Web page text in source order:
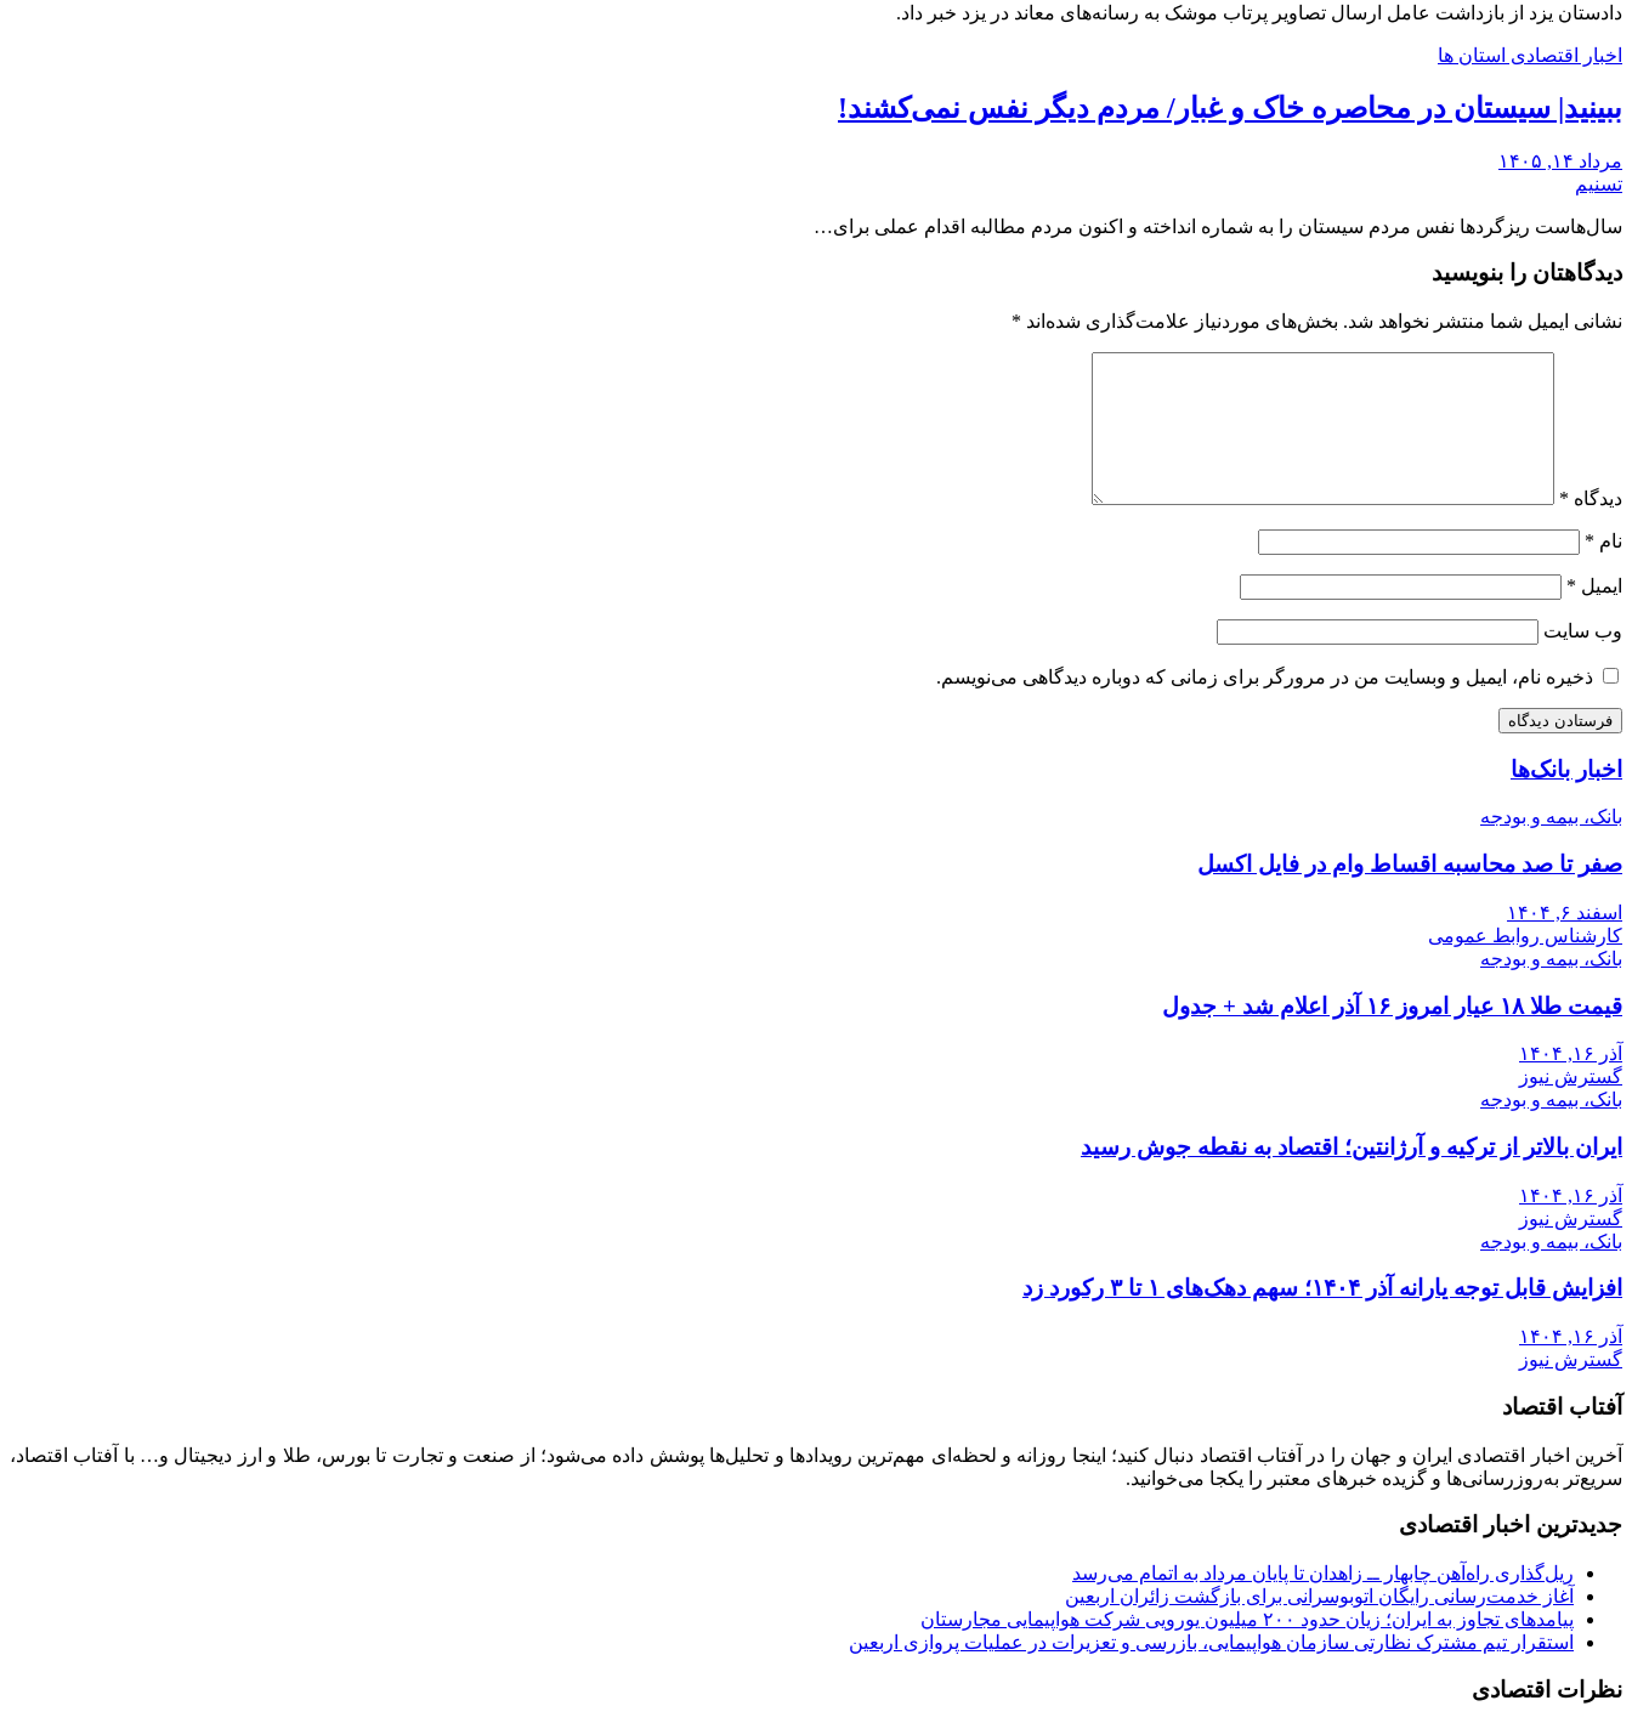
دادستان یزد از بازداشت عامل ارسال تصاویر پرتاب موشک به رسانه‌های معاند در یزد خبر ‌داد.
اخبار اقتصادی استان ها
ببینید| سیستان در ‌محاصره خاک و غبار/ مردم دیگر نفس نمی‌کشند!
مرداد ۱۴, ۱۴۰۵
تسنیم
سال‌هاست ریزگردها نفس مردم سیستان را به شماره انداخته و اکنون مردم مطالبه اقدام عملی برای…
دیدگاهتان را بنویسید
نشانی ایمیل شما منتشر نخواهد شد. بخش‌های موردنیاز علامت‌گذاری شده‌اند *
دیدگاه *
نام *
ایمیل *
وب‌ سایت
ذخیره نام، ایمیل و وبسایت من در مرورگر برای زمانی که دوباره دیدگاهی می‌نویسم.
اخبار بانک‌ها
بانک، بیمه و بودجه
صفر تا صد محاسبه اقساط وام در فایل اکسل
اسفند ۶, ۱۴۰۴
کارشناس روابط عمومی
بانک، بیمه و بودجه
قیمت طلا ۱۸ عیار امروز ۱۶ آذر اعلام شد + جدول
آذر ۱۶, ۱۴۰۴
گسترش نیوز
بانک، بیمه و بودجه
ایران بالاتر از ترکیه و آرژانتین؛ اقتصاد به نقطه جوش رسید
آذر ۱۶, ۱۴۰۴
گسترش نیوز
بانک، بیمه و بودجه
افزایش قابل توجه یارانه آذر ۱۴۰۴؛ سهم دهک‌های ۱ تا ۳ رکورد زد
آذر ۱۶, ۱۴۰۴
گسترش نیوز
آفتاب اقتصاد
آخرین اخبار اقتصادی ایران و جهان را در آفتاب اقتصاد دنبال کنید؛ اینجا روزانه و لحظه‌ای مهم‌ترین رویدادها و تحلیل‌ها پوشش داده می‌شود؛ از صنعت و تجارت تا بورس، طلا و ارز دیجیتال و… با آفتاب اقتصاد،
سریع‌تر به‌روزرسانی‌ها و گزیده خبرهای معتبر را یکجا می‌خوانید.
جدیدترین اخبار اقتصادی
ریل‌گذاری راه‌آهن چابهار ــ زاهدان تا پایان مرداد به اتمام می‌رسد
آغاز خدمت‌رسانی رایگان اتوبوسرانی برای بازگشت زائران اربعین
پیامدهای تجاوز به ایران؛ زیان حدود ۲۰۰ میلیون یورویی شرکت هواپیمایی مجارستان
استقرار تیم مشترک نظارتی سازمان هواپیمایی، بازرسی و تعزیرات در عملیات پروازی اربعین
نظرات اقتصادی